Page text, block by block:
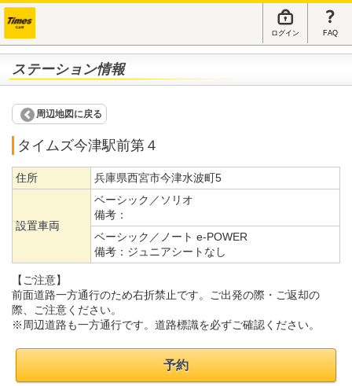
ログイン FAQ
ステーション情報
周辺地図に戻る
タイムズ今津駅前第４
住所 兵庫県西宮市今津水波町5
設置車両
ベーシック／ソリオ
備考：
ベーシック／ノート e-POWER
備考： ジュニアシートなし
【ご注意】
前面道路一方通行のため右折禁止です。ご出発の際・ご返却の
際、ご注意ください。
※周辺道路も一方通行です。道路標識を必ずご確認ください。
予約